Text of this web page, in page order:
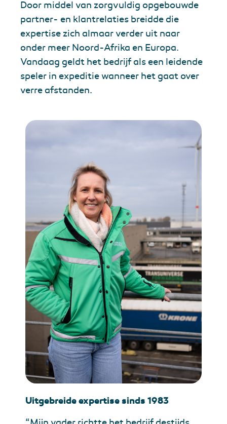
Door middel van zorgvuldig opgebouwde
partner- en klantrelaties breidde die
expertise zich almaar verder uit naar
onder meer Noord-Afrika en Europa.
Vandaag geldt het bedrijf als een leidende
speler in expeditie wanneer het gaat over
verre afstanden.
Uitgebreide expertise sinds 1983